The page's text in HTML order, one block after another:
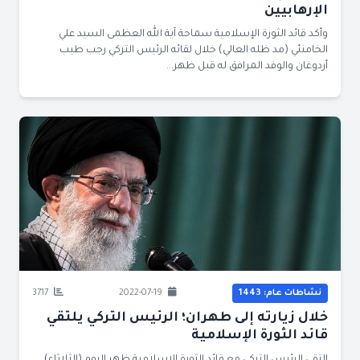
الإرهابيين
وأكد قائد الثورة الإسلامية سماحة آية الله العظمى السيد علي
الخامنئي (مد ظله العالي) خلال لقائه الرئيس التركي رجب طيب
أردوغان والوفد المرافق له قبل ظهر...
نشاطات عام: 1443
خلال زيارته إلى طهران؛ الرئيس التركي يلتقي
قائد الثورة الإسلامية